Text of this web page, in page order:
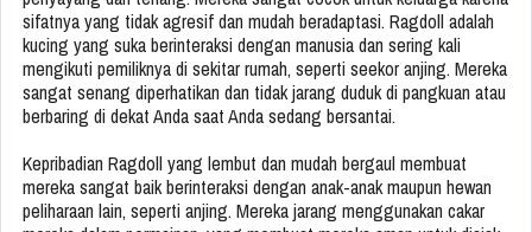
sifatnya yang tidak agresif dan mudah beradaptasi. Ragdoll adalah
kucing yang suka berinteraksi dengan manusia dan sering kali
mengikuti pemiliknya di sekitar rumah, seperti seekor anjing. Mereka
sangat senang diperhatikan dan tidak jarang duduk di pangkuan atau
berbaring di dekat Anda saat Anda sedang bersantai.
Kepribadian Ragdoll yang lembut dan mudah bergaul membuat
mereka sangat baik berinteraksi dengan anak-anak maupun hewan
peliharaan lain, seperti anjing. Mereka jarang menggunakan cakar